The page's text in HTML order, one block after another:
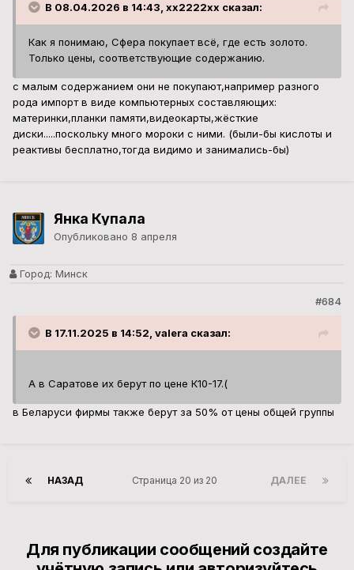
В 08.04.2026 в 14:43, xx2222xx сказал:
Как я понимаю, Сфера покупает всё, где есть золото.
Только цены, соответствующие содержанию.
с малым содержанием они не покупают,например разного
рода импорт в виде компьютерных составляющих:
материнки,планки памяти,видеокарты,жёсткие
диски.....поскольку много мороки с ними. (были-бы кислоты и
реактивы бесплатно,тогда видимо и занимались-бы)
Янка Купала
Опубликовано 8 апреля
Город: Минск
#684
В 17.11.2025 в 14:52, valera сказал:
А в Саратове их берут по цене К10-17.(
в Беларуси фирмы также берут за 50% от цены общей группы
НАЗАД ДАЛЕЕ
Страница 20 из 20
Для публикации сообщений создайте